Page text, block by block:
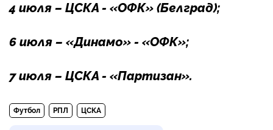
4 июля – ЦСКА - «ОФК» (Белград);
6 июля – «Динамо» - «ОФК»;
7 июля – ЦСКА - «Партизан».
Футбол РПЛ ЦСКА